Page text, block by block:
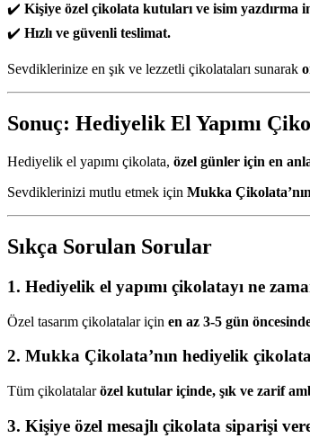
✔️ Kişiye özel çikolata kutuları ve isim yazdırma
✔️ Hızlı ve güvenli teslimat.
Sevdiklerinize en şık ve lezzetli çikolataları sunarak
Sonuç: Hediyelik El Yapımı
Hediyelik el yapımı çikolata, özel günler için en
Sevdiklerinizi mutlu etmek için Mukka
Sıkça Sorulan Sorular
1. Hediyelik el yapımı çikolatayı ne
Özel tasarım çikolatalar için en az 3-5 gün
2. Mukka Çikolata’nın hediyelik
Tüm çikolatalarözel kutular içinde, şık ve zarif
3. Kişiye özel mesajlı çikolata siparişi